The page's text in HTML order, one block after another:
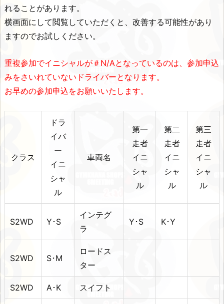
れることがあります。
横画面にして閲覧していただくと、改善する可能性があり
ますのでお試しください。
重複参加でイニシャルが＃N/Aとなっているのは、参加申込
みをさいれていないドライバーとなります。
お早めの参加申込をお願いいたします。
クラス
ドラ
イバ
ー
イニ
シャ
ル
車両名
第一
走者
イニ
シャ
ル
第二
走者
イニ
シャ
ル
第三
走者
イニ
シャ
ル
S2WD Y･S
インテグ
ラ
Y･S K･Y
S2WD S･M
ロードス
ター
S2WD A･K スイフト